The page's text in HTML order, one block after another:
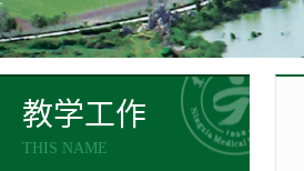
教学工作
THIS NAME